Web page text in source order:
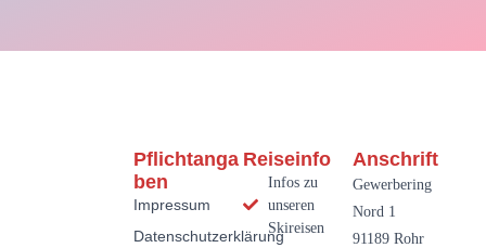
Reiseinfo
Infos zu
unseren
Skireisen
Pflichtanga
Ben
Impressum
Datenschutzerklärung
Anschrift
Gewerbering
Nord 1
91189 Rohr